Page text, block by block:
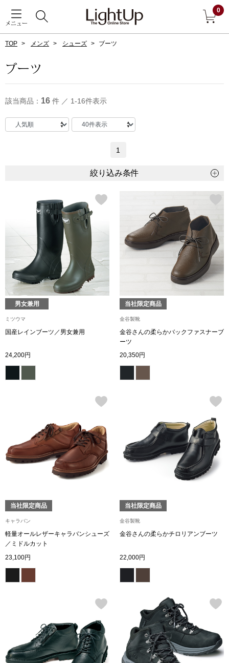
メニュー
0
すべて見る
アクセサリー
ン雑貨
アウター
その他
トップス
Tシャツ／カッ
その他
ボトムス
ルーム･アン
ルームウェア
TOP メンズ シューズ ブーツ
ブーツ
該当商品： 16 件 ／ 1-16件表示
1
絞り込み条件
男女兼用
ミツウマ
国産レインブーツ／男女兼用
24,200円
当社限定商品
金谷製靴
金谷さんの柔らかバックファスナーブ
ーツ
20,350円
当社限定商品
キャラバン
軽量オールレザーキャラバンシューズ
／ミドルカット
23,100円
当社限定商品
金谷製靴
金谷さんの柔らかチロリアンブーツ
22,000円